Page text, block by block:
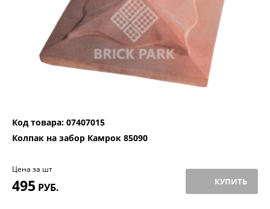
Код товара: 07407015
Колпак на забор Камрок 85090
Цена за шт
495 РУБ. КУПИТЬ